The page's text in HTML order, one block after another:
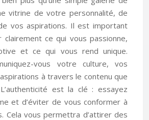
vitrine de votre personnalité, de
vos aspirations. Il est important
clairement ce qui vous passionne,
et ce qui vous rend unique.
vous votre culture, vos
à travers le contenu que
est la clé : essayez
et d’éviter de vous conformer à
Cela vous permettra d’attirer des